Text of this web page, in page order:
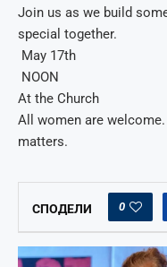
Join us as we build
special together.
May 17th
NOON
At the Church
All women are
matters.
СПОДЕЛИ 0